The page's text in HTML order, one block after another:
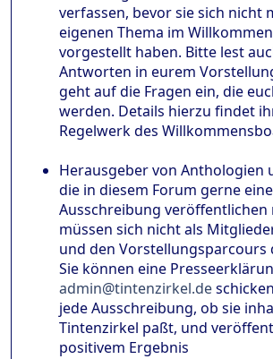
verfassen, bevor sie sich nicht
eigenen Thema im
vorgestellt haben. Bitte lest
Antworten in eurem
geht auf die Fragen ein, die
werden. Details hierzu findet
Regelwerk des
Herausgeber von Anthologien
die in diesem Forum gerne eine
Ausschreibung veröffentlichen
müssen sich nicht als
und den Vorstellungsparcours
Sie können eine
admin@tintenzirkel.de
jede Ausschreibung, ob sie
Tintenzirkel paßt, und
positivem Ergebnis